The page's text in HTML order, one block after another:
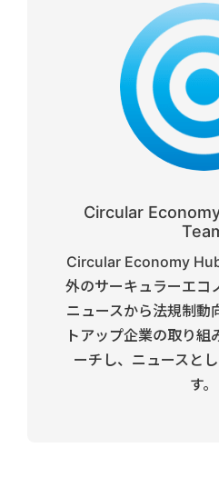
Circular
Circular Economy
外のサーキュラーエコ
ニュースから法規制動
トアップ企業の取り組
ーチし、ニュースと
す。